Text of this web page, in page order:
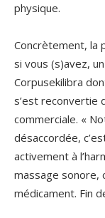
physique.
Concrètement, la
si vous (s)avez,
Corpusekilibra
s’est reconvertie
commerciale. «
désaccordée,
activement à
massage sonore,
médicament. Fin